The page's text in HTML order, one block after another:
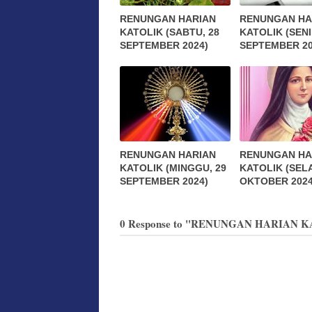
RENUNGAN HARIAN
KATOLIK (SABTU, 28
SEPTEMBER 2024)
RENUNGAN
KATOLIK
SEPTEMBER
RENUNGAN HARIAN
KATOLIK (MINGGU, 29
SEPTEMBER 2024)
RENUNGAN
KATOLIK
OKTOBER
0 Response to "RENUNGAN HARIAN